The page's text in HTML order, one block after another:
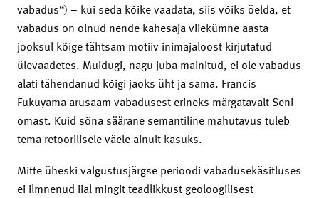
vabadus“) – kui seda kõike vaadata, siis võiks öelda, et
vabadus on olnud nende kahesaja viiekümne aasta
jooksul kõige tähtsam motiiv inimajaloost kirjutatud
ülevaadetes. Muidugi, nagu juba mainitud, ei ole vabadus
alati tähendanud kõigi jaoks üht ja sama. Francis
Fukuyama arusaam vabadusest erineks märgatavalt Seni
omast. Kuid sõna säärane semantiline mahutavus tuleb
tema retoorilisele väele ainult kasuks.
Mitte üheski valgustusjärgse perioodi vabadusekäsitluses
ei ilmnenud iial mingit teadlikkust geoloogilisest